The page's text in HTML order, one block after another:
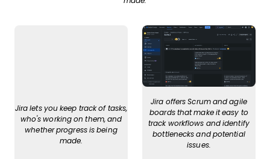
Jira lets you keep track of tasks,
who's working on them, and
whether progress is being
made.
Jira offers Scrum and agile
boards that make it easy to
track workflows and identify
bottlenecks and potential
issues.